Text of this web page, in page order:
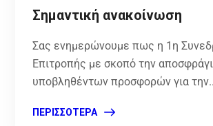
Σημαντική ανακοίνωση
Σας ενημερώνουμε πως η 1η
Επιτροπής με σκοπό την
υποβληθέντων προσφορών για
ΠΕΡΙΣΣΌΤΕΡΑ